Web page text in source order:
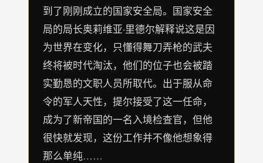
到了刚刚成立的国家安全局。国家安全
局的局长奥莉维亚·里德尔解释说这是因
为世界在变化，只懂得舞刀弄枪的武夫
终将被时代淘汰，他们的位子也会被踏
实勤恳的文职人员所取代。出于服从命
令的军人天性，提尔接受了这一任命，
成为了新帝国的一名入境检查官，但他
很快就发现，这份工作并不像他想象得
那么单纯……